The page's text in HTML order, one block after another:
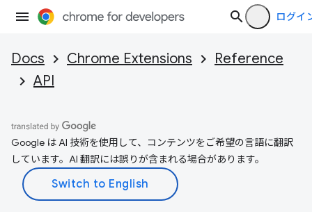
ログイ
Docs Chrome Extensions
Reference
API
Google は AI 技術を使用して、コンテンツをご希望の言語に翻訳
しています。AI 翻訳には誤りが含まれる場合があります。